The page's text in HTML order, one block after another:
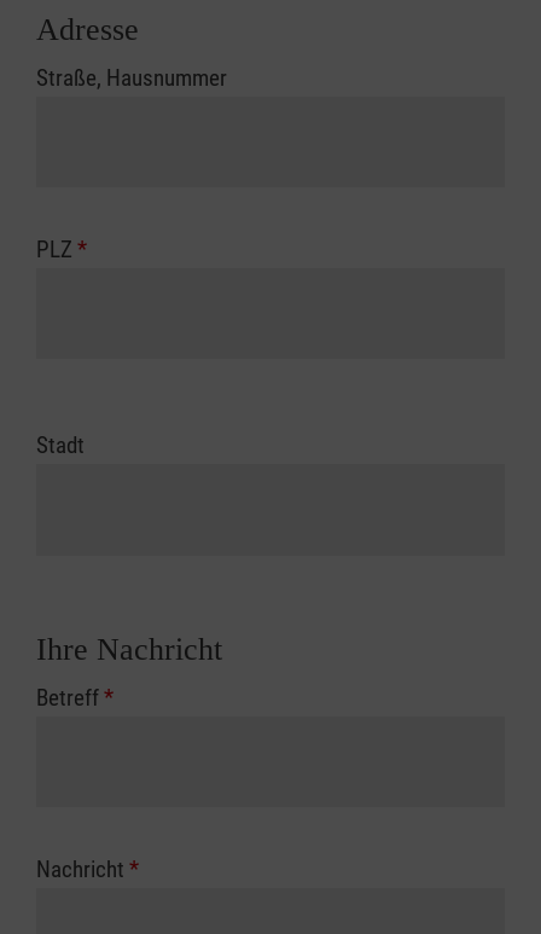
Adresse
Straße, Hausnummer
PLZ *
Stadt
Ihre Nachricht
Betreff*
Nachricht *